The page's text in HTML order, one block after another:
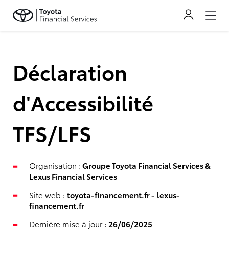
Déclaration
d'Accessibilité
TFS/LFS
Organisation :Groupe Toyota Financial Services &
Lexus Financial Services
Site web : toyota-financement.fr- lexus-
financement.fr
Dernière mise à jour : 26/06/2025